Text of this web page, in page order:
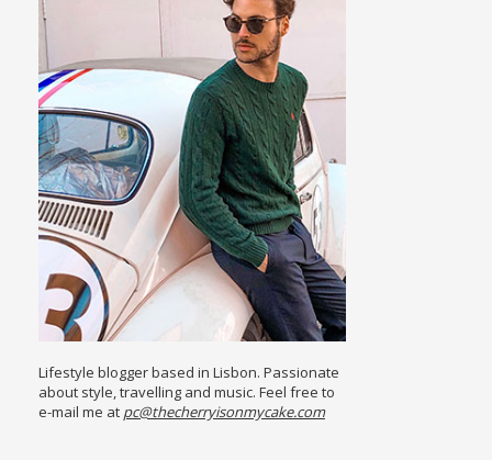
Lifestyle blogger based in Lisbon. Passionate
about style, travelling and music. Feel free to
e-mail me at pc@thecherryisonmycake.com